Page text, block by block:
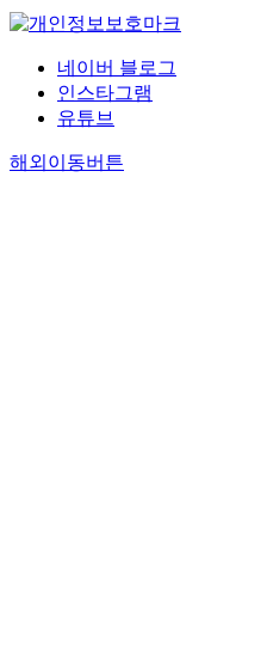
네이버 블로그
인스타그램
유튜브
해외이동버튼